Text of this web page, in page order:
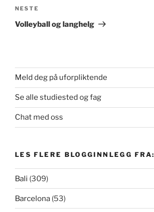
Neste
innlegg
NESTE
Volleyball og langhelg
Meld deg på uforpliktende
Se alle studiested og fag
Chat med oss
LES FLERE BLOGGINNLEGG FRA:
Bali (309)
Barcelona (53)